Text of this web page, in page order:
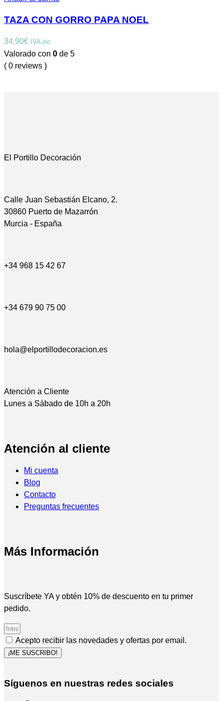
TAZA CON GORRO PAPA NOEL
34,90€ IVA inc
Valorado con 0 de 5
( 0 reviews )
El Portillo Decoración
Calle Juan Sebastián Elcano, 2.
30860 Puerto de Mazarrón
Murcia - España
+34 968 15 42 67
+34 679 90 75 00
hola@elportillodecoracion.es
Atención a Cliente
Lunes a Sábado de 10h a 20h
Atención al cliente
Mi cuenta
Blog
Contacto
Preguntas frecuentes
Más Información
Suscríbete YA y obtén 10% de descuento en tu primer
pedido.
Acepto recibir las novedades y ofertas por email.
¡ME SUSCRIBO!
Síguenos en nuestras redes sociales